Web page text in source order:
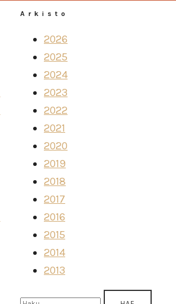
Arkisto
2026
2025
2024
2023
2022
2021
2020
2019
2018
2017
2016
2015
2014
2013